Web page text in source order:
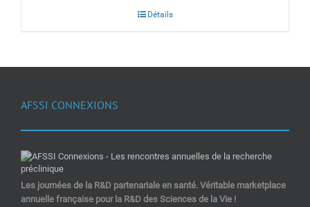
Détails
AFSSI CONNEXIONS
Les journées de la R&D partenariale en santé. Véritable marketplace
annuelle française pour la R&D des Sciences de la Vie !